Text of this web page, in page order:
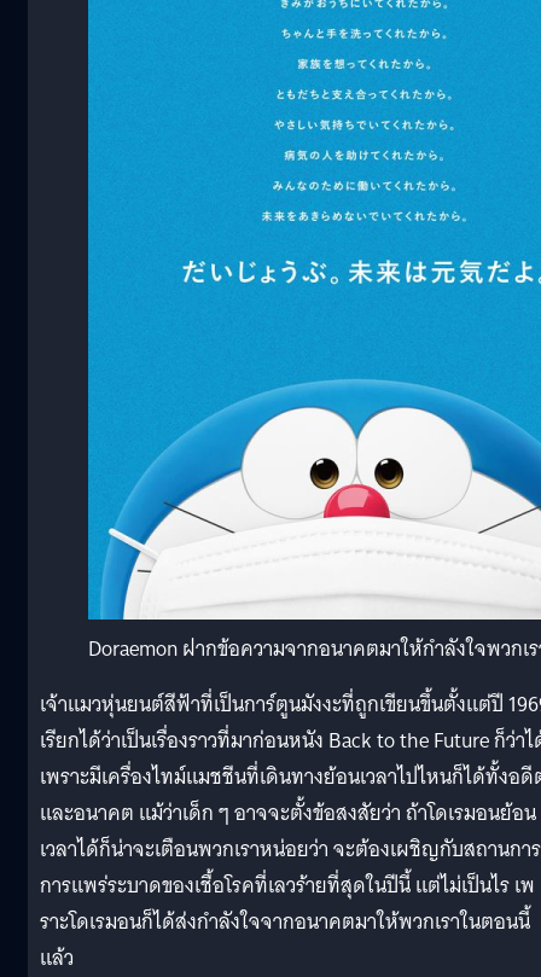
Doraemon ฝากข้อความจากอนาคตมาให้กำลังใจพวกเ
เจ้าแมวหุ่นยนต์สีฟ้าที่เป็นการ์ตูนมังงะที่ถูกเขียนขึ้นตั้งแต่ปี
เรียกได้ว่าเป็นเรื่องราวที่มาก่อนหนัง Back to the Future ก็ว่า
เพราะมีเครื่องไทม์แมชชีนที่เดินทางย้อนเวลาไปไหนก็ได้ทั้งอ
และอนาคต แม้ว่าเด็ก ๆ อาจจะตั้งข้อสงสัยว่า ถ้าโดเรมอนย้อน
เวลาได้ก็น่าจะเตือนพวกเราหน่อยว่า จะต้องเผชิญกับสถานก
การแพร่ระบาดของเชื้อโรคที่เลวร้ายที่สุดในปีนี้ แต่ไม่เป็นไร เพ
ราะโดเรมอนก็ได้ส่งกำลังใจจากอนาคตมาให้พวกเราในตอนนี้
แล้ว